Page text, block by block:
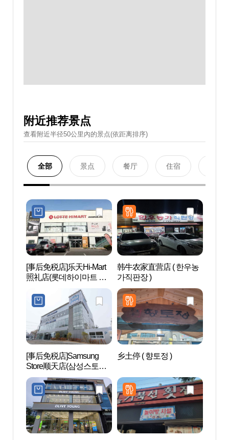
附近推荐景点
查看附近半径50公里內的景点(依距离排序)
全部 景点 餐厅 住宿
[事后免税店]乐天Hi-Mart
照礼店(롯데하이마트 조
韩牛农家直营店 ( 한우농
가직판장 )
[事后免税店]Samsung
Store顺天店(삼성스토어
순천)
乡土停 ( 향토정 )